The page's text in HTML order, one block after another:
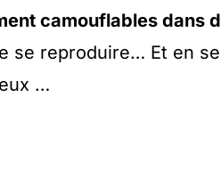
camouflables dans
se reproduire… Et en
…